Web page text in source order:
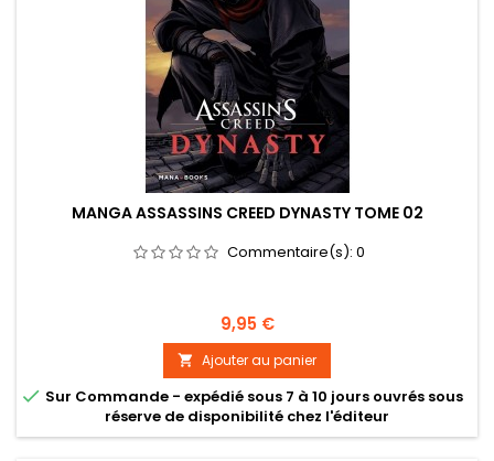
MANGA ASSASSINS CREED DYNASTY TOME 02
Commentaire(s): 0
Prix
9,95 €
 Ajouter au panier
 Sur Commande - expédié sous 7 à 10 jours ouvrés sous
réserve de disponibilité chez l'éditeur